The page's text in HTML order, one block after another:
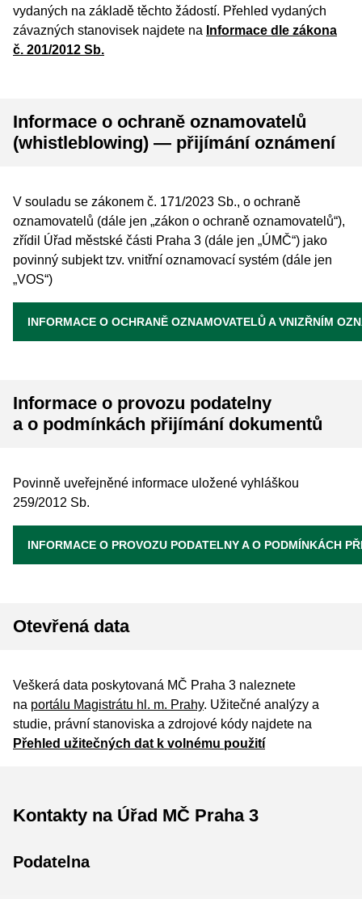
vydaných na základě těchto žádostí. Přehled vydaných
závazných stanovisek najdete na Informace dle zákona
č. 201/2012 Sb.
Informace o ochraně oznamovatelů
(whistleblowing) — přijímání oznámení
V souladu se zákonem č. 171/2023 Sb., o ochraně
oznamovatelů (dále jen „zákon o ochraně oznamovatelů“),
zřídil Úřad městské části Praha 3 (dále jen „ÚMČ“) jako
povinný subjekt tzv. vnitřní oznamovací systém (dále jen
„VOS“)
INFORMACE O OCHRANĚ OZNAMOVATELŮ A VNIZŘNÍM
Informace o provozu podatelny
a o podmínkách přijímání dokumentů
Povinně uveřejněné informace uložené vyhláškou
259/2012 Sb.
INFORMACE O PROVOZU PODATELNY A O PODMÍNKÁCH
Otevřená data
Veškerá data poskytovaná MČ Praha 3 naleznete
na portálu Magistrátu hl. m. Prahy. Užitečné analýzy a
studie, právní stanoviska a zdrojové kódy najdete na
Přehled užitečných dat k volnému použití
Kontakty na Úřad MČ Praha 3
Podatelna